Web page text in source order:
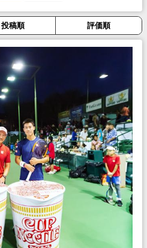
投稿順 評価順